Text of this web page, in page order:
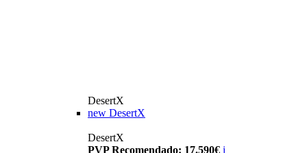
DesertX
new DesertX
DesertX
PVP Recomendado: 17.590€ i